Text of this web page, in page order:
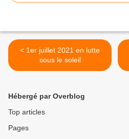
< 1er juillet 2021 en lutte
sous le soleil
Hébergé par Overblog
Top articles
Pages